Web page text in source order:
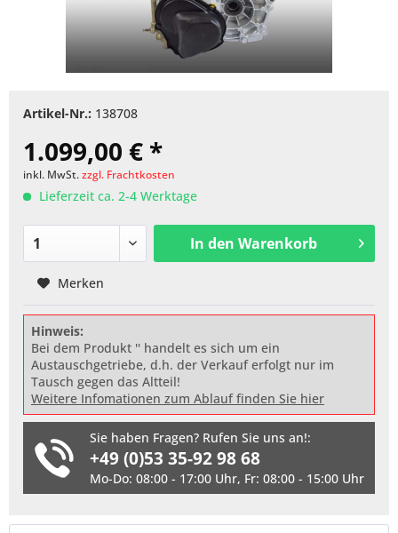
Artikel-Nr.: 138708
1.099,00 € *
inkl. MwSt.zzgl. Frachtkosten
Lieferzeit ca. 2-4 Werktage
In den Warenkorb
Merken
Hinweis:
Bei dem Produkt '' handelt es sich um ein
Austauschgetriebe, d.h. der Verkauf erfolgt nur im
Tausch gegen das Altteil!
Weitere Infomationen zum Ablauf finden Sie hier
Sie haben Fragen? Rufen Sie uns an!:
+49 (0)53 35-92 98 68
Mo-Do: 08:00 - 17:00 Uhr, Fr: 08:00 - 15:00 Uhr